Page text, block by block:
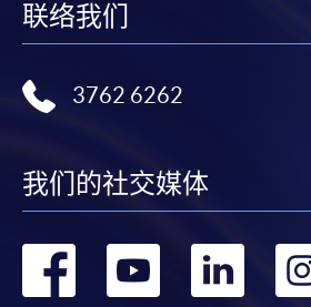
联络我们
3762 6262
我们的社交媒体
转
转
转